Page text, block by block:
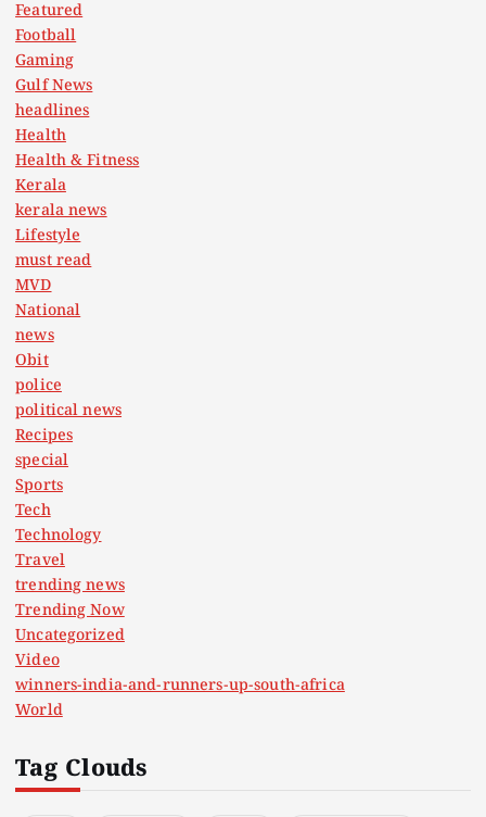
Featured
Football
Gaming
Gulf News
headlines
Health
Health & Fitness
Kerala
kerala news
Lifestyle
must read
MVD
National
news
Obit
police
political news
Recipes
special
Sports
Tech
Technology
Travel
trending news
Trending Now
Uncategorized
Video
winners-india-and-runners-up-south-africa
World
Tag Clouds